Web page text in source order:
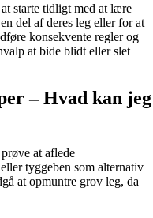
starte tidligt med at lære
del af deres leg eller for at
konsekvente regler og
at bide blidt eller slet
– Hvad kan jeg
at aflede
tyggeben som alternativ
at opmuntre grov leg, da